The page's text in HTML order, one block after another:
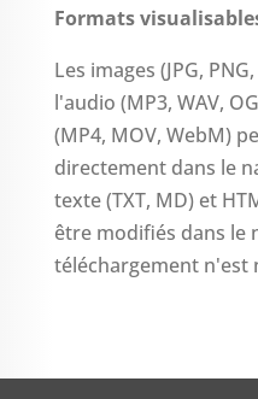
Formats
Les images (JPG,
l'audio (MP3, WAV,
(MP4, MOV, WebM)
directement dans le
texte (TXT, MD) et
être modifiés dans le
téléchargement n'est